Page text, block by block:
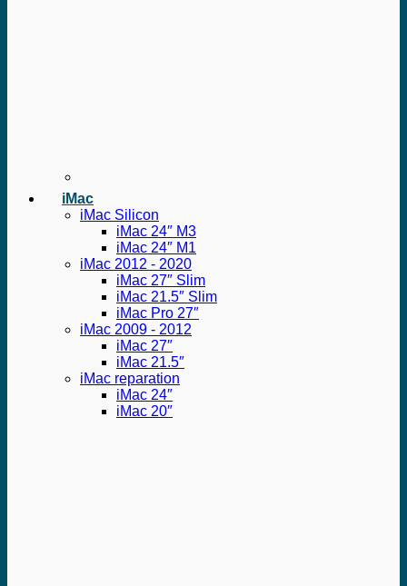
iMac
iMac Silicon
iMac 24″ M3
iMac 24″ M1
iMac 2012 - 2020
iMac 27″ Slim
iMac 21.5″ Slim
iMac Pro 27″
iMac 2009 - 2012
iMac 27″
iMac 21.5″
iMac reparation
iMac 24″
iMac 20″